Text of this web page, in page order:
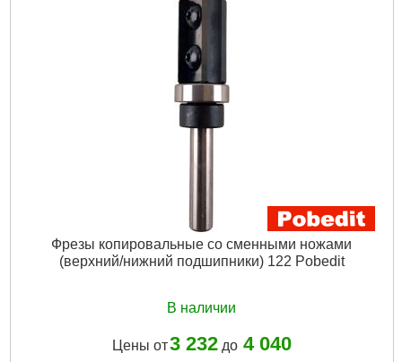
Фрезы копировальные со сменными ножами
(верхний/нижний подшипники) 122 Pobedit
В наличии
Цены от3 232до 4 040